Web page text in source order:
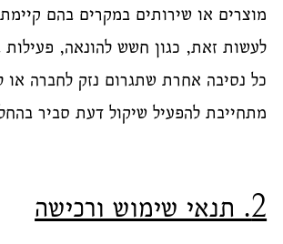
מוצרים או שירותים במקרים בהם
לעשות זאת, כגון חשש להונאה, פעילות
כל נסיבה אחרת שתגרום נזק לחברה או
מתחייבת להפעיל שיקול דעת סביר
2. תנאי שימוש ורכישה